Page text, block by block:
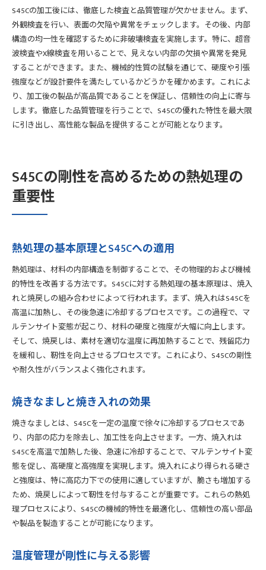
S45Cの加工後には、徹底した検査と品質管理が欠かせません。まず、
外観検査を行い、表面の欠陥や異常をチェックします。その後、内部
構造の均一性を確認するために非破壊検査を実施します。特に、超音
波検査やX線検査を用いることで、見えない内部の欠損や異常を発見
することができます。また、機械的性質の試験を通じて、硬度や引張
強度などが設計要件を満たしているかどうかを確かめます。これによ
り、加工後の製品が高品質であることを保証し、信頼性の向上に寄与
します。徹底した品質管理を行うことで、S45Cの優れた特性を最大限
に引き出し、高性能な製品を提供することが可能となります。
S45Cの剛性を高めるための熱処理の
重要性
熱処理の基本原理とS45Cへの適用
熱処理は、材料の内部構造を制御することで、その物理的および機械
的特性を改善する方法です。S45Cに対する熱処理の基本原理は、焼入
れと焼戻しの組み合わせによって行われます。まず、焼入れはS45Cを
高温に加熱し、その後急速に冷却するプロセスです。この過程で、マ
ルテンサイト変態が起こり、材料の硬度と強度が大幅に向上します。
そして、焼戻しは、素材を適切な温度に再加熱することで、残留応力
を緩和し、靭性を向上させるプロセスです。これにより、S45Cの剛性
や耐久性がバランスよく強化されます。
焼きなましと焼き入れの効果
焼きなましとは、S45Cを一定の温度で徐々に冷却するプロセスであ
り、内部の応力を除去し、加工性を向上させます。一方、焼入れは
S45Cを高温で加熱した後、急速に冷却することで、マルテンサイト変
態を促し、高硬度と高強度を実現します。焼入れにより得られる硬さ
と強度は、特に高応力下での使用に適していますが、脆さも増加する
ため、焼戻しによって靭性を付与することが重要です。これらの熱処
理プロセスにより、S45Cの機械的特性を最適化し、信頼性の高い部品
や製品を製造することが可能になります。
温度管理が剛性に与える影響